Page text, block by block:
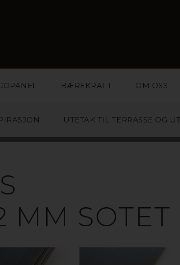
BÆREKRAFT OM OSS
UTETAK TIL TERRASSE OG
MM SOTET
TIL
OG